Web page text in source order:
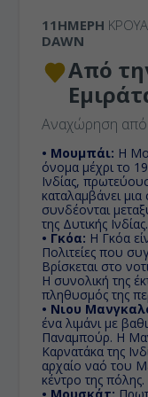
11ΉΜΕΡΗ
DAWN
Από
Αναχώρηση από
• Μουμπάι: Η
όνομα μέχρι το
Ινδίας,
καταλαμβάνει
συνδέονται
της Δυτικής Ινδίας.
• Γκόα: Η Γκόα
Πολιτείες που
Βρίσκεται στο
Η συνολική της
πληθυσμός της
• Νιου
ένα λιμάνι με
Παναμπούρ. Η
Καρνατάκα της
αρχαίο ναό του
κέντρο της πόλης.